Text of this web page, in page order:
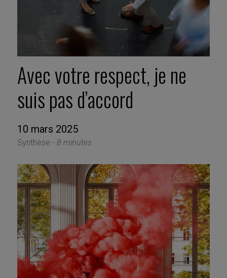
Avec votre respect, je ne
suis pas d’accord
10 mars 2025
Synthèse - 8 minutes